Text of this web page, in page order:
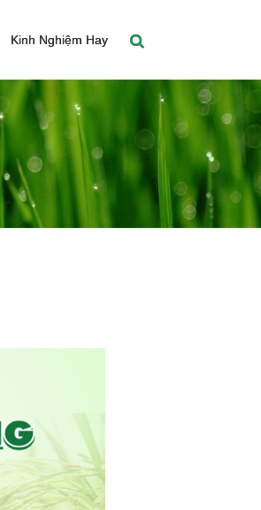
Kinh Nghiệm Hay